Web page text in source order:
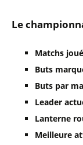
Le
Matchs
Buts
Buts par
Leader
Lanterne
Meilleure